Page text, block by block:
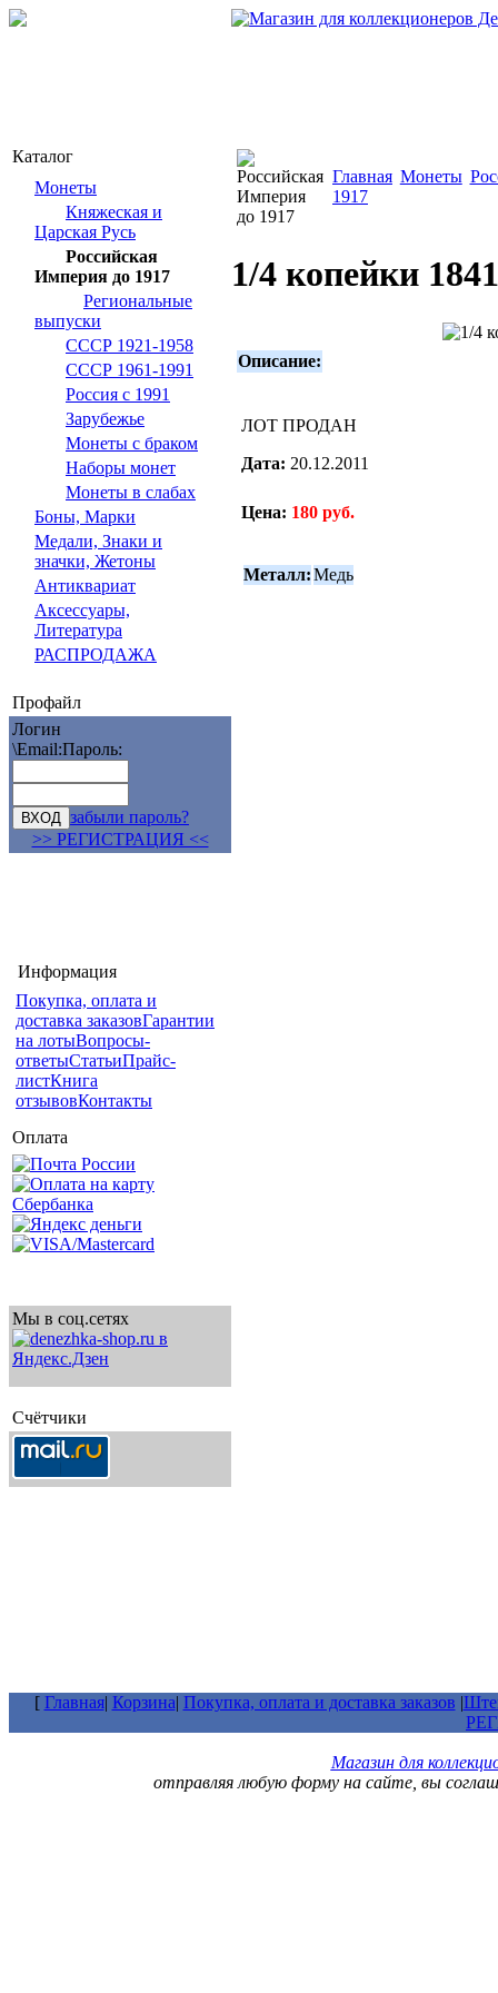
Каталог
Монеты
Княжеская и
Царская Русь
Российская
Империя до 1917
Региональные
выпуски
СССР 1921-1958
СССР 1961-1991
Россия с 1991
Зарубежье
Монеты с браком
Наборы монет
Монеты в слабах
Боны, Марки
Медали, Знаки и
значки, Жетоны
Антиквариат
Аксессуары,
Литература
РАСПРОДАЖА
Профайл
Логин
\Email:Пароль:
забыли пароль?
>> РЕГИСТРАЦИЯ <<
Информация
Покупка, оплата и
доставка заказовГарантии
на лотыВопросы-
ответыСтатьиПрайс-
листКнига
отзывовКонтакты
Оплата
Мы в соц.сетях
Счётчики
Главная Монеты
1917
1/4 копейки
Описание:
ЛОТ ПРОДАН
Дата: 20.12.2011
Цена: 180 руб.
Металл:Медь
[ Главная| Корзина| Покупка, оплата и доставка заказов |
Магазин для
отправляя любую форму на сайте, вы